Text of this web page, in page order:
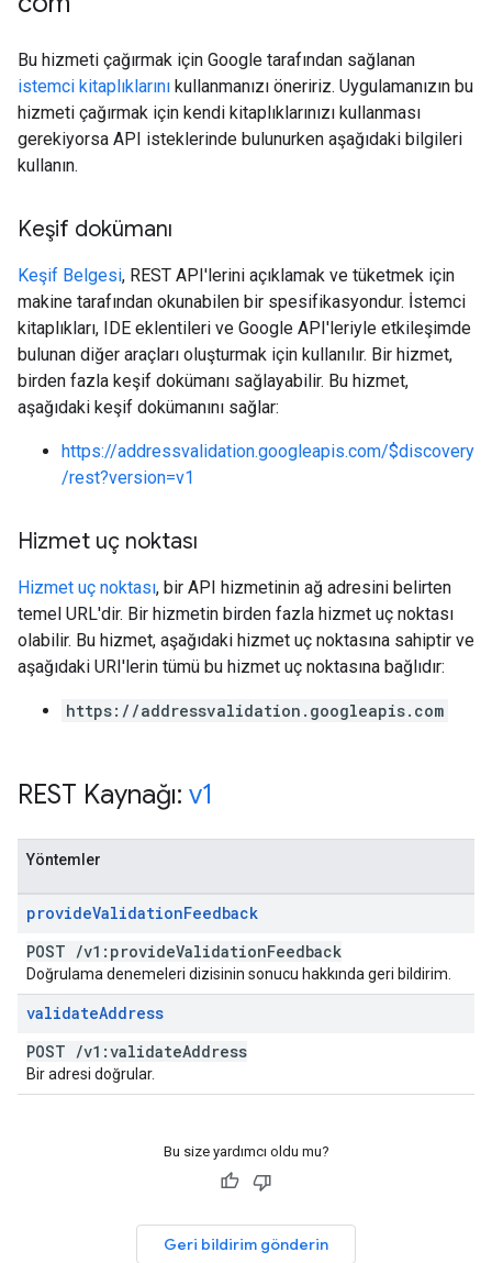
Bu hizmeti çağırmak için Google tarafından sağlanan
istemci kitaplıklarını kullanmanızı öneririz. Uygulamanızın bu
hizmeti çağırmak için kendi kitaplıklarınızı kullanması
gerekiyorsa API isteklerinde bulunurken aşağıdaki bilgileri
kullanın.
Keşif dokümanı
Keşif Belgesi, REST API'lerini açıklamak ve tüketmek için
makine tarafından okunabilen bir spesifikasyondur. İstemci
kitaplıkları, IDE eklentileri ve Google API'leriyle etkileşimde
bulunan diğer araçları oluşturmak için kullanılır. Bir hizmet,
birden fazla keşif dokümanı sağlayabilir. Bu hizmet,
aşağıdaki keşif dokümanını sağlar:
https://addressvalidation.googleapis.com/$discovery
/rest?version=v1
Hizmet uç noktası
Hizmet uç noktası, bir API hizmetinin ağ adresini belirten
temel URL'dir. Bir hizmetin birden fazla hizmet uç noktası
olabilir. Bu hizmet, aşağıdaki hizmet uç noktasına sahiptir ve
aşağıdaki URI'lerin tümü bu hizmet uç noktasına bağlıdır:
https://addressvalidation.googleapis.com
REST Kaynağı: v1
Yöntemler
provideValidationFeedback
POST /v1:provideValidationFeedback
Doğrulama denemeleri dizisinin sonucu hakkında geri bildirim.
validateAddress
POST /v1:validateAddress
Bir adresi doğrular.
Bu size yardımcı oldu mu?
Geri bildirim gönderin